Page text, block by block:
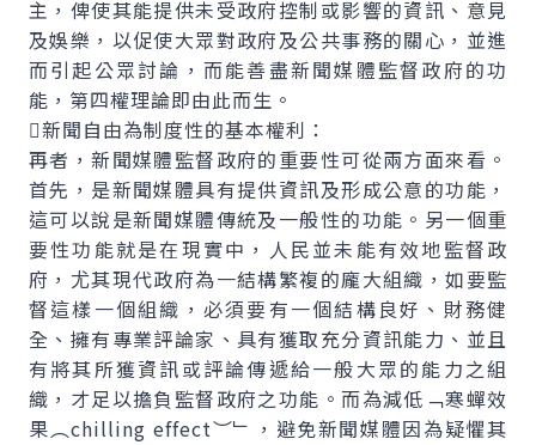
主，俾使其能提供未受政府控制或影響的資訊、意見
及娛樂，以促使大眾對政府及公共事務的關心，並進
而引起公眾討論，而能善盡新聞媒體監督政府的功
能，第四權理論即由此而生。
新聞自由為制度性的基本權利：
再者，新聞媒體監督政府的重要性可從兩方面來看。
首先，是新聞媒體具有提供資訊及形成公意的功能，
這可以說是新聞媒體傳統及一般性的功能。另一個重
要性功能就是在現實中，人民並未能有效地監督政
府，尤其現代政府為一結構繁複的龐大組織，如要監
督這樣一個組織，必須要有一個結構良好、財務健
全、擁有專業評論家、具有獲取充分資訊能力、並且
有將其所獲資訊或評論傳遞給一般大眾的能力之組
織，才足以擔負監督政府之功能。而為減低﹁寒蟬效
果︵chilling effect︶﹂，避免新聞媒體因為疑懼其